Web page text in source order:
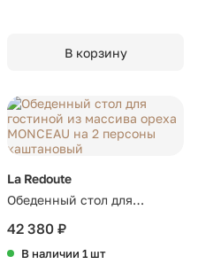
В корзину
La Redoute
Обеденный стол для
гостиной из массива ореха
42 380 ₽
В наличии 1 шт